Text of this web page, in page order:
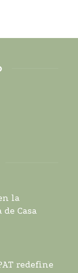
la
Casa
redefine